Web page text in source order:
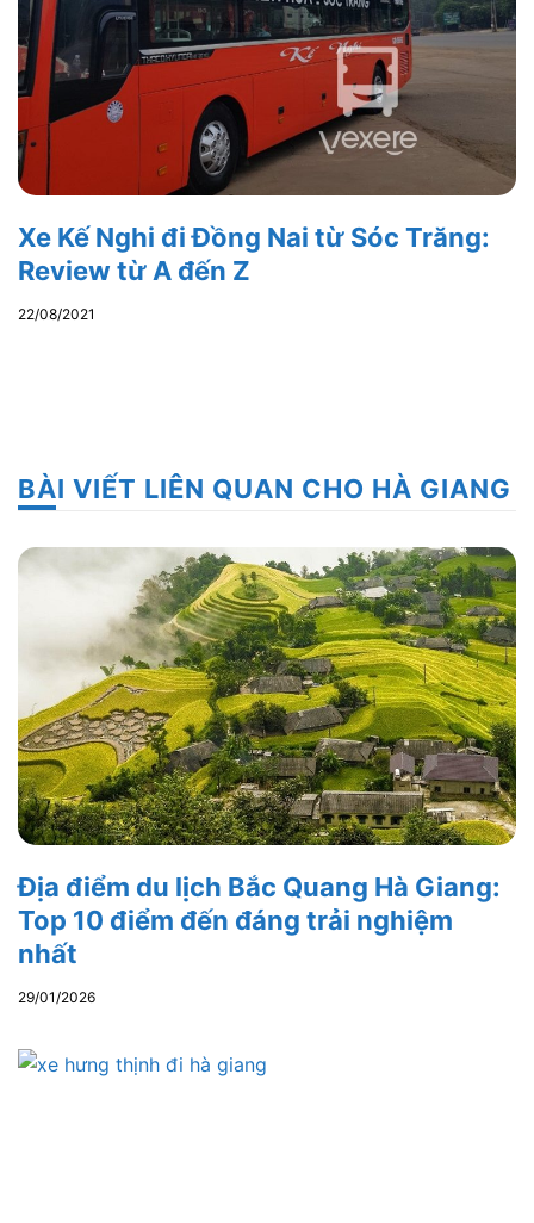
Xe Kế Nghi đi Đồng Nai từ Sóc Trăng:
Review từ A đến Z
22/08/2021
BÀI VIẾT LIÊN QUAN CHO HÀ GIANG
Địa điểm du lịch Bắc Quang Hà Giang:
Top 10 điểm đến đáng trải nghiệm
nhất
29/01/2026